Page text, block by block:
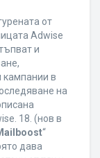
от
Adwise
и
кампании в
на
18. (нов в
“
дава